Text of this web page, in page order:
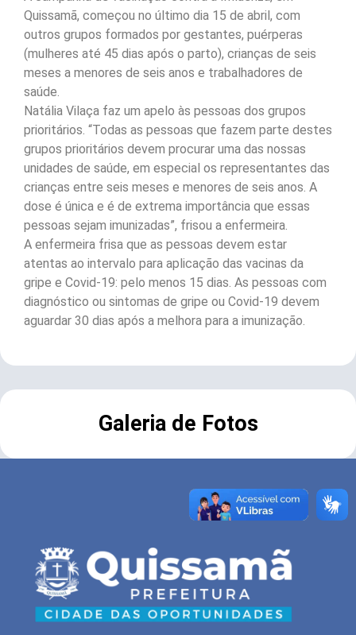
Quissamã, começou no último dia 15 de abril, com
outros grupos formados por gestantes, puérperas
(mulheres até 45 dias após o parto), crianças de seis
meses a menores de seis anos e trabalhadores de
saúde.
Natália Vilaça faz um apelo às pessoas dos grupos
prioritários. “Todas as pessoas que fazem parte destes
grupos prioritários devem procurar uma das nossas
unidades de saúde, em especial os representantes das
crianças entre seis meses e menores de seis anos. A
dose é única e é de extrema importância que essas
pessoas sejam imunizadas”, frisou a enfermeira.
A enfermeira frisa que as pessoas devem estar
atentas ao intervalo para aplicação das vacinas da
gripe e Covid-19: pelo menos 15 dias. As pessoas com
diagnóstico ou sintomas de gripe ou Covid-19 devem
aguardar 30 dias após a melhora para a imunização.
Galeria de Fotos